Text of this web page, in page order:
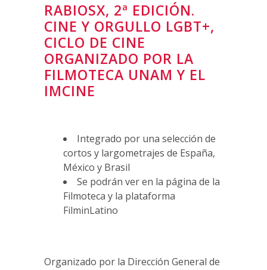
RABIOSX, 2ª EDICIÓN.
CINE Y ORGULLO LGBT+,
CICLO DE CINE
ORGANIZADO POR LA
FILMOTECA UNAM Y EL
IMCINE
Integrado por una selección de
cortos y largometrajes de España,
México y Brasil
Se podrán ver en la página de la
Filmoteca y la plataforma
FilminLatino
Organizado por la Dirección General de